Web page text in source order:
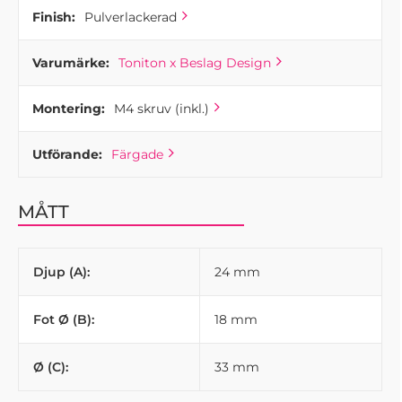
Finish: Pulverlackerad
Varumärke: Toniton x Beslag Design
Montering: M4 skruv (inkl.)
Utförande: Färgade
MÅTT
Djup (A): 24 mm
Fot Ø (B): 18 mm
Ø (C): 33 mm